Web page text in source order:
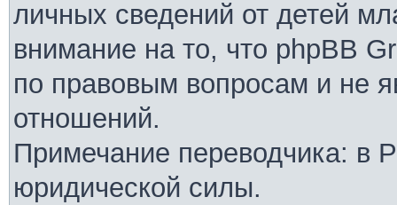
личных сведений от детей
внимание на то, что phpBB
по правовым вопросам и не
отношений.
Примечание переводчика: в
юридической силы.